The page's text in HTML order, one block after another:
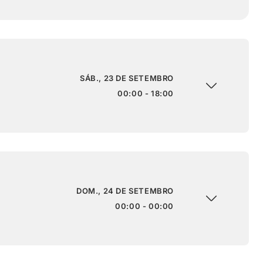
SÁB., 23 DE SETEMBRO
00:00 - 18:00
DOM., 24 DE SETEMBRO
00:00 - 00:00